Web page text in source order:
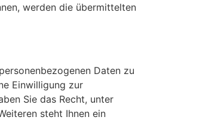
werden die übermittelten
Daten zu
Einwilligung zur
Sie das Recht, unter
steht Ihnen ein